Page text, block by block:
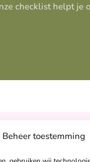
Beheer toestemming
checklist helpt je